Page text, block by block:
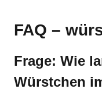
FAQ –
Frage: Wie
Würstchen